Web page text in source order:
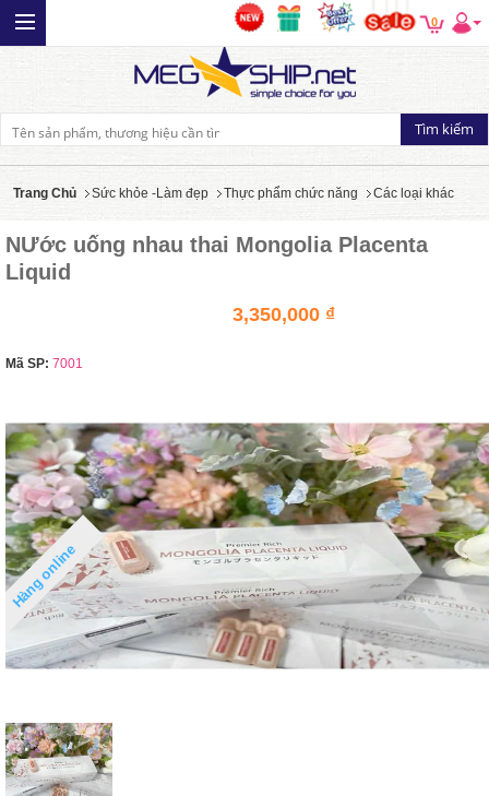
0
Trang Chủ Sức khỏe -Làm đẹp Thực phẩm chức năng Các loại khác
NƯớc uống nhau thai Mongolia Placenta
Liquid
3,350,000 ₫
Mã SP: 7001
Hàng online